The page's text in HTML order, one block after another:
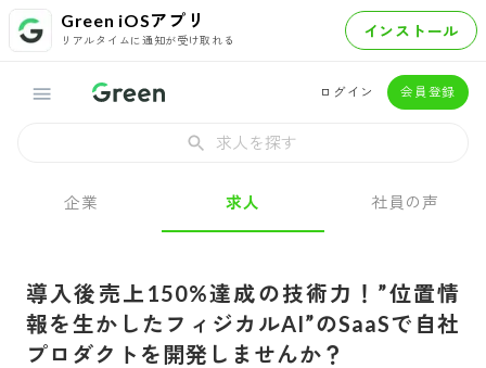
Green iOSアプリ
リアルタイムに通知が受け取れる インストール
ログイン 会員登録
求人を探す
企業 求人 社員の声
導入後売上150%達成の技術力！”位置情
報を生かしたフィジカルAI”のSaaSで自社
プロダクトを開発しませんか？